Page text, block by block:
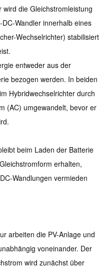
die Gleichstromleistung
Wandler innerhalb eines
Wechselrichter) stabilisiert
entweder aus der
bezogen werden. In beiden
Hybridwechselrichter durch
(AC) umgewandelt, bevor er
beim Laden der Batterie
erhalten,
Wandlungen vermieden
arbeiten die PV-Anlage und
voneinander. Der
wird zunächst über